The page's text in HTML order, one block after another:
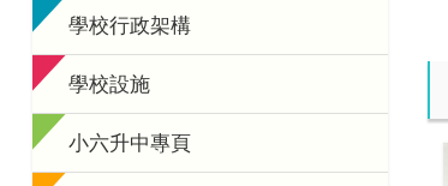
學校行政架構
學校設施
小六升中專頁